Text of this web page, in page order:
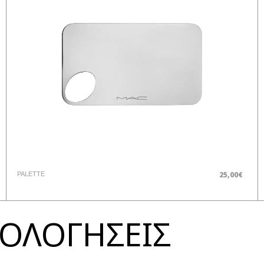
PALETTE 25,00€